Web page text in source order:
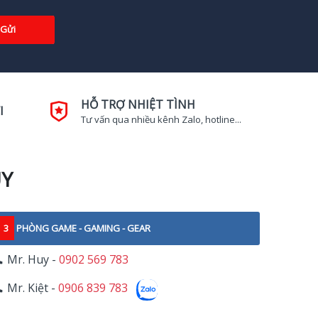
Gửi
HỖ TRỢ NHIỆT TÌNH
Tư vấn qua nhiều kênh Zalo, hotline...
3 PHÒNG GAME - GAMING - GEAR
Mr. Huy - 0902 569 783
Mr. Kiệt - 0906 839 783